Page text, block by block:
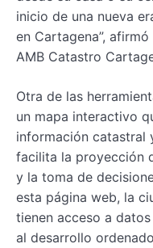
inicio de una nueva
en Cartagena”,
AMB Catastro
Otra de las
un mapa interactivo
información catastral
facilita la proyección
y la toma de
esta página web, la
tienen acceso a
al desarrollo